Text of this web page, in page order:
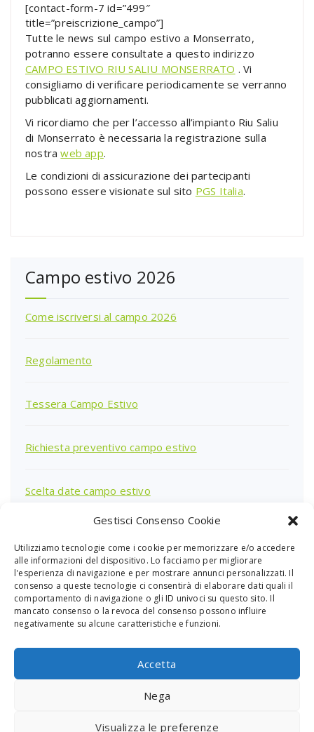
Gestisci Consenso Cookie
Utilizziamo tecnologie come i cookie per memorizzare e/o accedere
alle informazioni del dispositivo. Lo facciamo per migliorare
l'esperienza di navigazione e per mostrare annunci personalizzati. Il
consenso a queste tecnologie ci consentirà di elaborare dati quali il
comportamento di navigazione o gli ID univoci su questo sito. Il
mancato consenso o la revoca del consenso possono influire
negativamente su alcune caratteristiche e funzioni.
Accetta
Nega
Visualizza le preferenze
[contact-form-7 id=”499″
title=”preiscrizione_campo”]
Tutte le news sul campo estivo a Monserrato,
potranno essere consultate a questo indirizzo
CAMPO ESTIVO RIU SALIU MONSERRATO . Vi
consigliamo di verificare periodicamente se verranno
pubblicati aggiornamenti.
Vi ricordiamo che per l’accesso all’impianto Riu Saliu
di Monserrato è necessaria la registrazione sulla
nostraweb app.
Le condizioni di assicurazione dei partecipanti
possono essere visionate sul sito PGS Italia.
Campo estivo 2026
Come iscriversi al campo 2026
Regolamento
Tessera Campo Estivo
Richiesta preventivo campo estivo
Scelta date campo estivo
Ricerca
per: